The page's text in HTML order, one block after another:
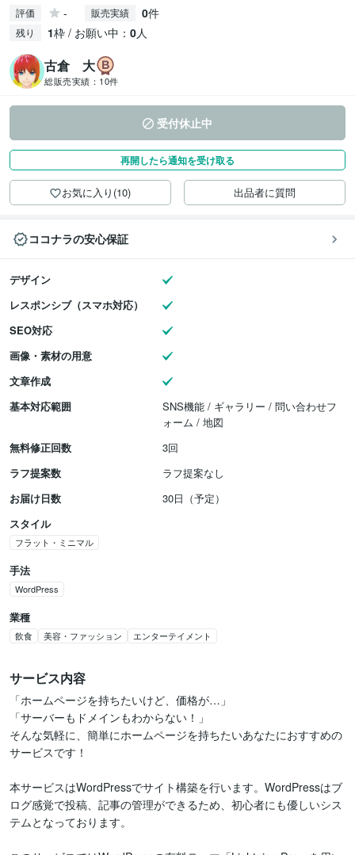
評価 - 販売実績 0件
残り 1枠 / お願い中： 0人
古倉 大
総販売実績： 10件
受付休止中
再開したら通知を受け取る
お気に入り(10) 出品者に質問
ココナラの安心保証
デザイン
レスポンシブ（スマホ対応）
SEO対応
画像・素材の用意
文章作成
基本対応範囲
SNS機能 / ギャラリー / 問い合わせフ
ォーム / 地図
無料修正回数
3回
ラフ提案数
ラフ提案なし
お届け日数
30日（予定）
スタイル
フラット・ミニマル
手法
WordPress
業種
飲食 美容・ファッション エンターテイメント
サービス内容
「ホームページを持ちたいけど、価格が…」
「サーバーもドメインもわからない！」
そんな気軽に、簡単にホームページを持ちたいあなたにおすすめの
サービスです！
本サービスはWordPressでサイト構築を行います。WordPressはブ
ログ感覚で投稿、記事の管理ができるため、初心者にも優しいシス
テムとなっております。